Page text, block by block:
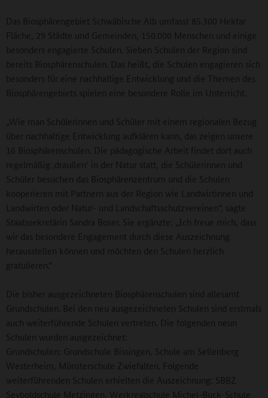
Das Biosphärengebiet Schwäbische Alb umfasst 85.300 Hektar
Fläche, 29 Städte und Gemeinden, 150.000 Menschen und einige
besonders engagierte Schulen. Sieben Schulen der Region sind
bereits Biosphärenschulen. Das heißt, die Schulen engagieren sich
besonders für eine nachhaltige Entwicklung und die Themen des
Biosphärengebiets spielen eine besondere Rolle im Unterricht.
„Wie man Schülerinnen und Schüler mit einem regionalen Bezug
über nachhaltige Entwicklung aufklären kann, das zeigen unsere
16 Biosphärenschulen. Die pädagogische Arbeit findet dort auch
regelmäßig ‚draußen‘ in der Natur statt, die Schülerinnen und
Schüler besuchen das Biosphärenzentrum und die Schulen
kooperieren mit Partnern aus der Region wie Landwirtinnen und
Landwirten oder Natur- und Landschaftsschutzvereinen“, sagte
Staatssekretärin Sandra Boser. Sie ergänzte: „Ich freue mich, dass
wir das besondere Engagement durch diese Auszeichnung
herausstellen können und möchten den Schulen herzlich
gratulieren.“
Die bisher ausgezeichneten Biosphärenschulen sind allesamt
Grundschulen. Bei den neu ausgezeichneten Schulen sind erstmals
auch weiterführende Schulen vertreten. Die folgenden neun
Schulen wurden ausgezeichnet:
Grundschulen: Grundschule Bissingen, Schule am Sellenberg
Westerheim, Münsterschule Zwiefalten. Folgende
weiterführenden Schulen erhielten die Auszeichnung: SBBZ
Seyboldschule Metzingen, Werkrealschule Michel-Buck-Schule